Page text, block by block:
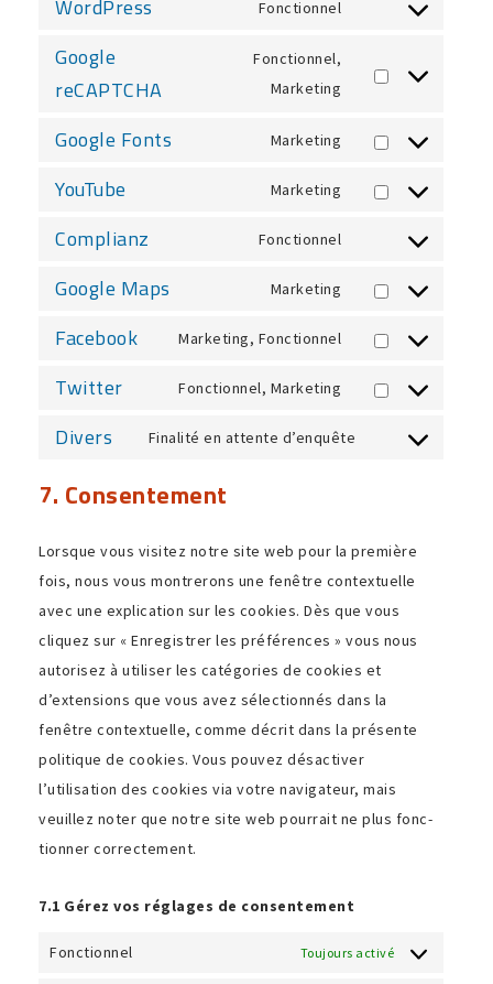
WordPress Fonctionnel
Consent
service
Google
reCAPTCHA
Fonctionnel,
Marketing
Consent
service
recaptcha
Google Fonts Marketing
Consent
google-
YouTube Marketing
Consent
youtube
Complianz Fonctionnel
Consent
complianz
Google Maps Marketing
Consent
google-
Facebook Marketing, Fonctionnel
Consent
facebook
Twitter Fonctionnel, Marketing
Consent
Divers Finalité en attente d’enquête
Consent
7. Consentement
Lorsque vous visitez notre site web pour la première
fois, nous vous montre­rons une fenêtre contex­tuelle
avec une expli­ca­tion sur les cookies. Dès que vous
cliquez sur « Enregistrer les préfé­rences » vous nous
auto­risez à utiliser les caté­go­ries de cookies et
d’extensions que vous avez sélec­tionnés dans la
fenêtre contex­tuelle, comme décrit dans la présente
poli­tique de cookies. Vous pouvez désac­tiver
l’utilisation des cookies via votre navi­ga­teur, mais
veuillez noter que notre site web pour­rait ne plus fonc­
tionner correctement.
7.1 Gérez vos réglages de consentement
Fonctionnel Toujours activé